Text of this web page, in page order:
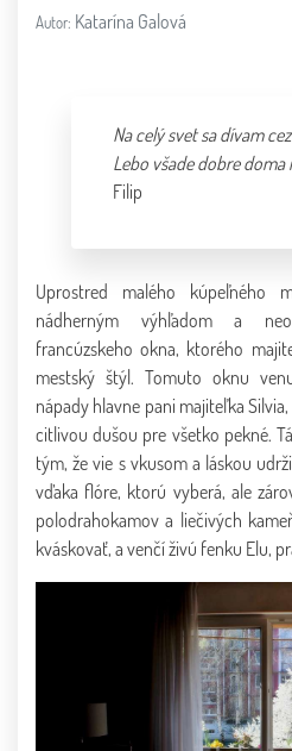
Autor: Katarína Galová
Na celý svet sa dívam
Lebo všade dobre doma
Filip
Uprostred malého kúpeľného
nádherným výhľadom a
francúzskeho okna, ktorého
mestský štýl. Tomuto oknu
nápady hlavne pani majiteľka
citlivou dušou pre všetko pekné.
tým, že vie s vkusom a láskou
vďaka flóre, ktorú vyberá, ale
polodrahokamov a liečivých
kváskovať, a venčí živú fenku Elu,